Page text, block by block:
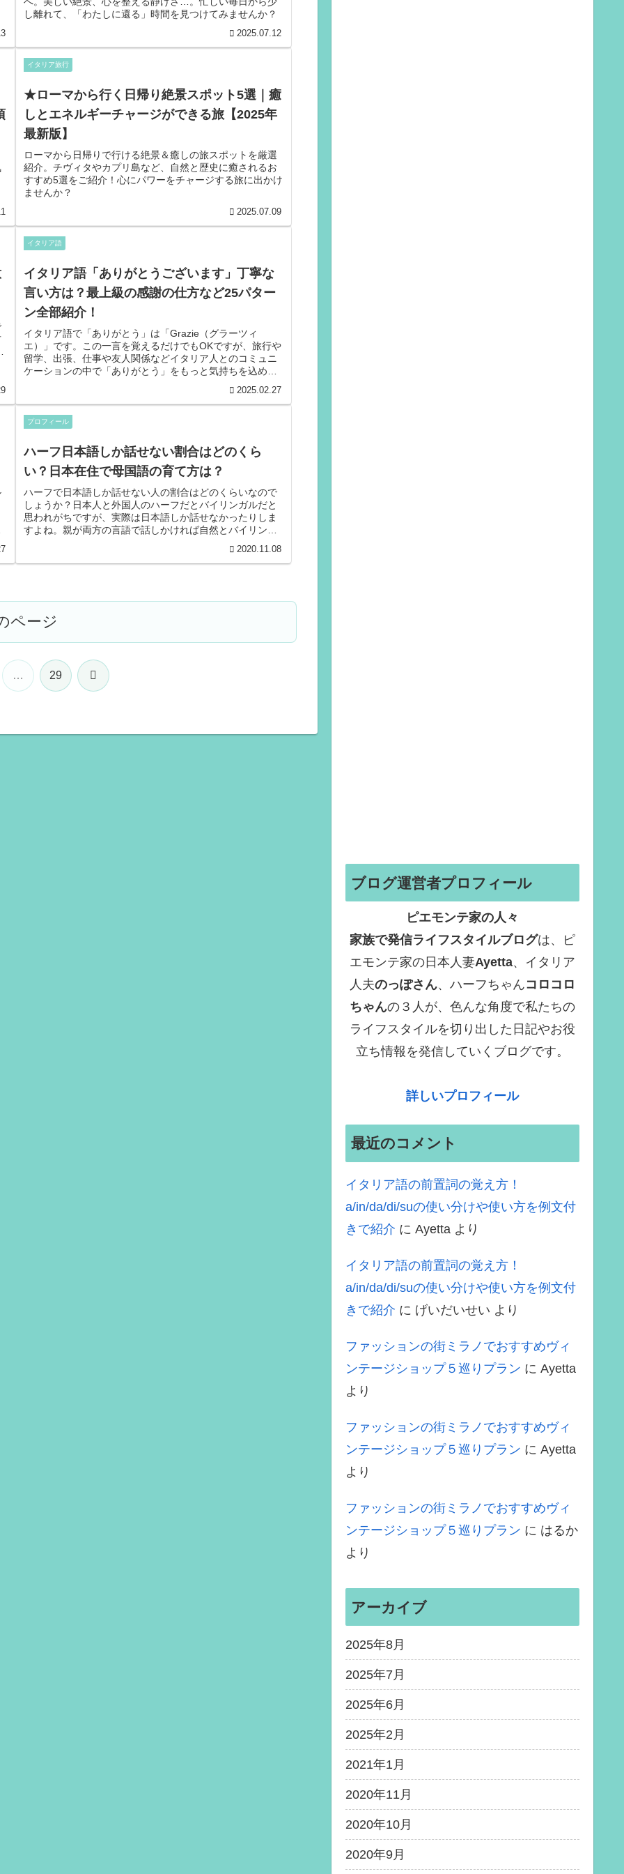
し離れて、「わたしに還る」時間を見つけてみませんか？
2025.07.12
イタリア旅行
★ローマから行く日帰り絶景スポット5選｜癒
しとエネルギーチャージができる旅【2025年
最新版】
ローマから日帰りで行ける絶景＆癒しの旅スポットを厳選
紹介。チヴィタやカプリ島など、自然と歴史に癒されるお
すすめ5選をご紹介！心にパワーをチャージする旅に出かけ
ませんか？
2025.07.09
イタリア語
イタリア語「ありがとうございます」丁寧な
言い方は？最上級の感謝の仕方など25パター
ン全部紹介！
イタリア語で「ありがとう」は「Grazie（グラーツィ
エ）」です。この一言を覚えるだけでもOKですが、旅行や
留学、出張、仕事や友人関係などイタリア人とのコミュニ
ケーションの中で「ありがとう」をもっと気持ちを込めて
豊かに伝えるイタリア語のネイティブ表現をご紹介しま
2025.02.27
プロフィール
ハーフ日本語しか話せない割合はどのくら
い？日本在住で母国語の育て方は？
ハーフで日本語しか話せない人の割合はどのくらいなので
しょうか？日本人と外国人のハーフだとバイリンガルだと
思われがちですが、実際は日本語しか話せなかったりしま
すよね。親が両方の言語で話しかければ自然とバイリンガ
2020.11.08
ページ
… 29 次
ブログ運営者プロフィール
ピエモンテ家の人々
家族で発信ライフスタイルブログは、ピ
エモンテ家の日本人妻Ayetta、イタリア
人夫のっぽさん、ハーフちゃんコロコロ
ちゃんの３人が、色んな角度で私たちの
ライフスタイルを切り出した日記やお役
立ち情報を発信していくブログです。
詳しいプロフィール
最近のコメント
イタリア語の前置詞の覚え方！
a/in/da/di/suの使い分けや使い方を例文付
きで紹介 に Ayetta より
イタリア語の前置詞の覚え方！
a/in/da/di/suの使い分けや使い方を例文付
きで紹介 に げいだいせい より
ファッションの街ミラノでおすすめヴィ
ンテージショップ５巡りプラン に Ayetta
より
ファッションの街ミラノでおすすめヴィ
ンテージショップ５巡りプラン に Ayetta
より
ファッションの街ミラノでおすすめヴィ
ンテージショップ５巡りプラン に はるか
より
アーカイブ
2025年8月
2025年7月
2025年6月
2025年2月
2021年1月
2020年11月
2020年10月
2020年9月